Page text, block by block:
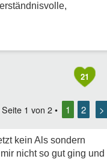
21
Seite 1 von 2 • 1 2 >
kein Als sondern
nicht so gut ging und